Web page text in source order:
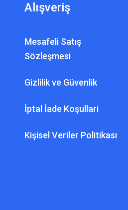
Alışveriş
Mesafeli Satış
Sözleşmesi
Gizlilik ve Güvenlik
İptal İade Koşullari
Kişisel Veriler Politikası